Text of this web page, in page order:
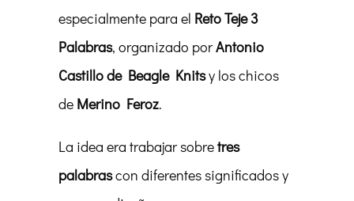
especialmente para el Reto Teje 3
Palabras, organizado porAntonio
Castillo de Beagle Knitsy los chicos
de Merino Feroz.
La idea era trabajar sobretres
palabrascon diferentes significados y